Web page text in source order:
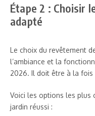
Étape 2 : Choisir
adapté
Le choix du revêtement
l’ambiance et la
2026. Il doit être à la
Voici les options les plus
jardin réussi :